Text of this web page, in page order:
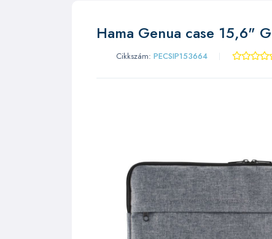
Hama Genua case 15,6"
Cikkszám: PECSIP153664